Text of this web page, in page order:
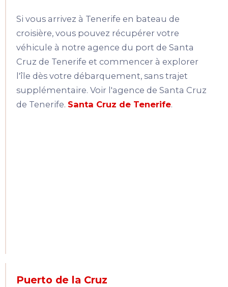
Si vous arrivez à Tenerife en bateau de
croisière, vous pouvez récupérer votre
véhicule à notre agence du port de Santa
Cruz de Tenerife et commencer à explorer
l'île dès votre débarquement, sans trajet
supplémentaire. Voir l'agence de Santa Cruz
de Tenerife. Santa Cruz de Tenerife.
Puerto de la Cruz